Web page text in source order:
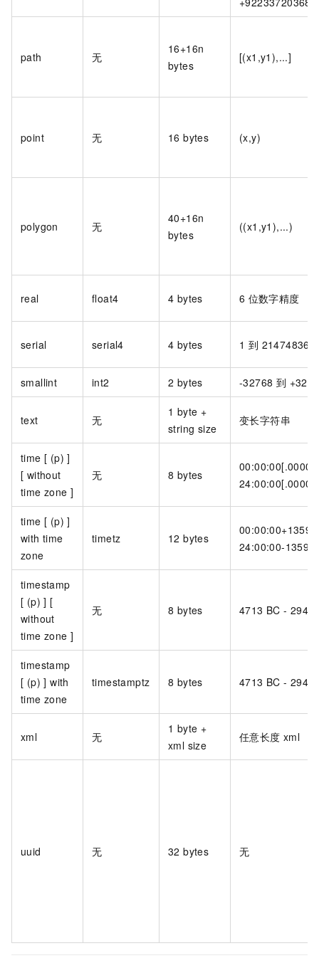
path 无
16+16n
bytes
[(x1,y1),...]
point 无 16 bytes (x,y)
polygon 无
40+16n
bytes
((x1,y1),...)
real float4 4 bytes 6 位数字精度
serial serial4 4 bytes 1 到
smallint int2 2 bytes -32768 到
text 无
1 byte +
string size
变长字符串
time [ (p) ]
[ without
time zone ]
无 8 bytes
time [ (p) ]
with time
zone
timetz 12 bytes
00:00:00+1359 -
24:00:00-1359
timestamp
[ (p) ] [
without
time zone ]
无 8 bytes 4713 BC -
timestamp
[ (p) ] with
time zone
timestamptz 8 bytes 4713 BC -
xml 无
1 byte +
xml size
任意长度 xml
uuid 无 32 bytes 无